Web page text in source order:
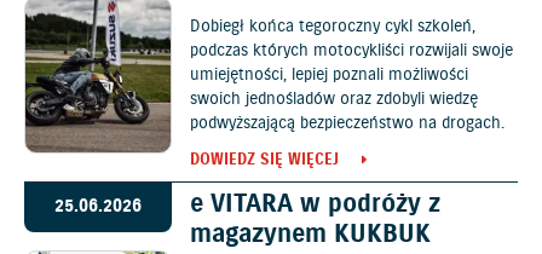
Dobiegł końca tegoroczny cykl szkoleń,
podczas których motocykliści rozwijali swoje
umiejętności, lepiej poznali możliwości
swoich jednośladów oraz zdobyli wiedzę
podwyższającą bezpieczeństwo na drogach.
DOWIEDZ SIĘ WIĘCEJ
25.06.2026
e VITARA w podróży z
magazynem KUKBUK